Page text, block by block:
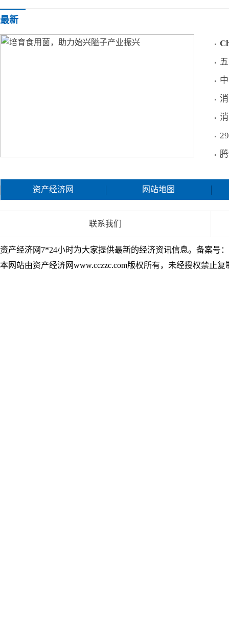
天猫618预售曝光居家消费“新秘密”一批健康产品
最新
资讯
资产经济网 网站地图
联系我们
资产经济网7*24小时为大家提供最新的经济资讯信息。备案号：
本网站由资产经济网www.cczzc.com版权所有，未经授权禁止复